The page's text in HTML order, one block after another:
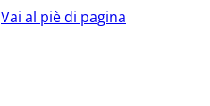
Vai al piè di pagina